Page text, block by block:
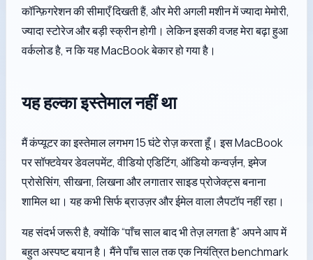
कॉन्फ़िगरेशन की सीमाएँ दिखती हैं, और मेरी अगली मशीन में ज्यादा मेमोरी,
ज्यादा स्टोरेज और बड़ी स्क्रीन होगी। लेकिन इसकी वजह मेरा बढ़ा हुआ
वर्कलोड है, न कि यह MacBook बेकार हो गया है।
यह हल्का इस्तेमाल नहीं था
मैं कंप्यूटर का इस्तेमाल लगभग 15 घंटे रोज़ करता हूँ। इस MacBook
पर सॉफ्टवेयर डेवलपमेंट, वीडियो एडिटिंग, ऑडियो कन्वर्ज़न, इमेज
प्रोसेसिंग, सीखना, लिखना और लगातार साइड प्रोजेक्ट्स बनाना
शामिल था। यह कभी सिर्फ ब्राउज़र और ईमेल वाला लैपटॉप नहीं रहा।
यह संदर्भ जरूरी है, क्योंकि “पाँच साल बाद भी तेज़ लगता है” अपने आप में
बहुत अस्पष्ट बयान है। मैंने पाँच साल तक एक नियंत्रित benchmark